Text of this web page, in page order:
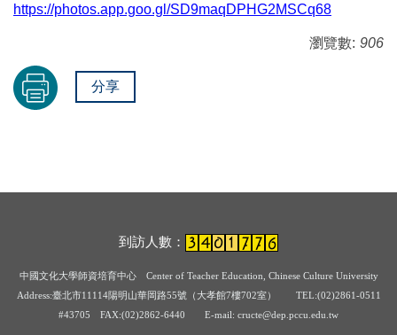
https://photos.app.goo.gl/SD9maqDPHG2MSCq68
瀏覽數: 906
分享
到訪人數：
中國文化大學師資培育中心 Center of Teacher Education, Chinese Culture University
Address:臺北市11114陽明山華岡路55號（大孝館7樓702室） TEL:(02)2861-0511
#43705 FAX:(02)2862-6440 E-mail: cructe@dep.pccu.edu.tw